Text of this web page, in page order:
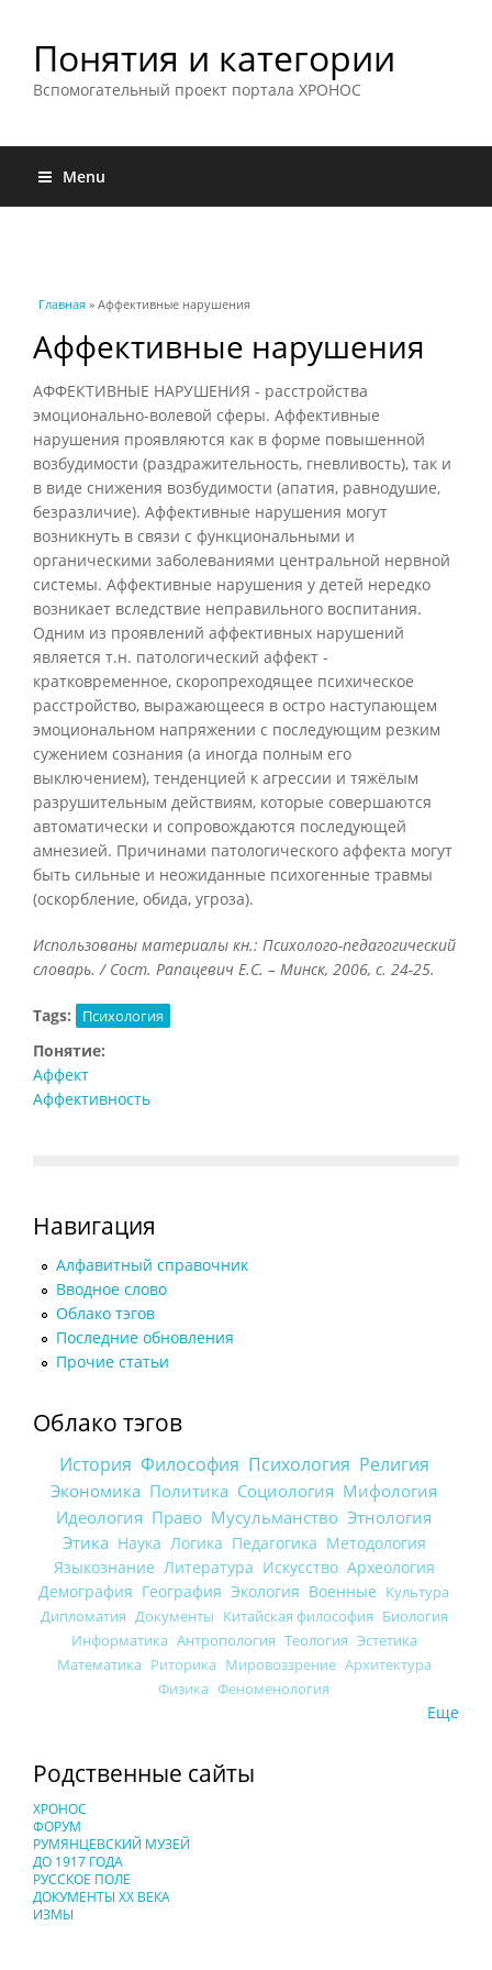
Понятия и категории
Вспомогательный проект портала ХРОНОС
Menu
Вы здесь
Главная » Аффективные нарушения
Аффективные нарушения
АФФЕКТИВНЫЕ НАРУШЕНИЯ - расстройства
эмоционально-волевой сферы. Аффективные
нарушения проявляются как в форме повышенной
возбудимости (раздражительность, гневливость), так и
в виде снижения возбудимости (апатия, равнодушие,
безразличие). Аффективные нарушения могут
возникнуть в связи с функциональными и
органическими заболеваниями центральной нервной
системы. Аффективные нарушения у детей нередко
возникает вследствие неправильного воспитания.
Одним из проявлений аффективных нарушений
является т.н. патологический аффект -
кратковременное, скоропреходящее психическое
расстройство, выражающееся в остро наступающем
эмоциональном напряжении с последующим резким
сужением сознания (а иногда полным его
выключением), тенденцией к агрессии и тяжёлым
разрушительным действиям, которые совершаются
автоматически и сопровождаются последующей
амнезией. Причинами патологического аффекта могут
быть сильные и неожиданные психогенные травмы
(оскорбление, обида, угроза).
Использованы материалы кн.: Психолого-педагогический
словарь. / Сост. Рапацевич Е.С. – Минск, 2006, с. 24-25.
Tags: Психология
Понятие:
Аффект
Аффективность
Навигация
Алфавитный справочник
Вводное слово
Облако тэгов
Последние обновления
Прочие статьи
Облако тэгов
История Философия Психология Религия
Экономика Политика Социология Мифология
Идеология Право Мусульманство Этнология
Этика Наука Логика Педагогика Методология
Языкознание Литература Искусство Археология
Демография География Экология Военные Культура
Дипломатия Документы Китайская философия Биология
Информатика Антропология Теология Эстетика
Математика Риторика Мировоззрение Архитектура
Физика Феноменология
Еще
Родственные сайты
ХРОНОС
ФОРУМ
РУМЯНЦЕВСКИЙ МУЗЕЙ
ДО 1917 ГОДА
РУССКОЕ ПОЛЕ
ДОКУМЕНТЫ XX ВЕКА
ИЗМЫ